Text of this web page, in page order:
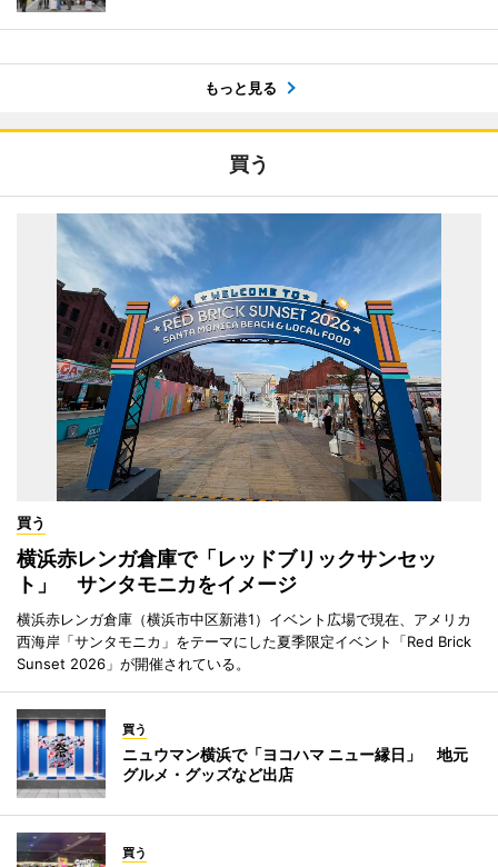
もっと見る
買う
買う
横浜赤レンガ倉庫で「レッドブリックサンセッ
ト」 サンタモニカをイメージ
横浜赤レンガ倉庫（横浜市中区新港1）イベント広場で現在、アメリカ
西海岸「サンタモニカ」をテーマにした夏季限定イベント「Red Brick
Sunset 2026」が開催されている。
買う
ニュウマン横浜で「ヨコハマ ニュー縁日」 地元
グルメ・グッズなど出店
買う